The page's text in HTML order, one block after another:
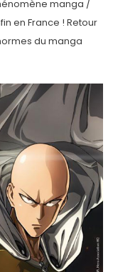
manga /
en France ! Retour
du manga